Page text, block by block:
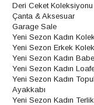
pratikliği ile öne
yapıları ve kolay
kadar geniş bir
aynı zamanda
Deri Ceket Koleksiyonu
Çanta & Aksesuar
Garage Sale
Yeni Sezon Kadın
Yeni Sezon Erkek
Yeni Sezon Kadın
Yeni Sezon Kadın
Yeni Sezon Kadın
Ayakkabı
Yeni Sezon Kadın Terlik